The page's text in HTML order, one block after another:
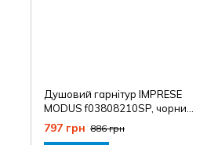
Душовий гарнітур IMPRESE
MODUS f03808210SP, чорний
матовий
797 грн 886 грн